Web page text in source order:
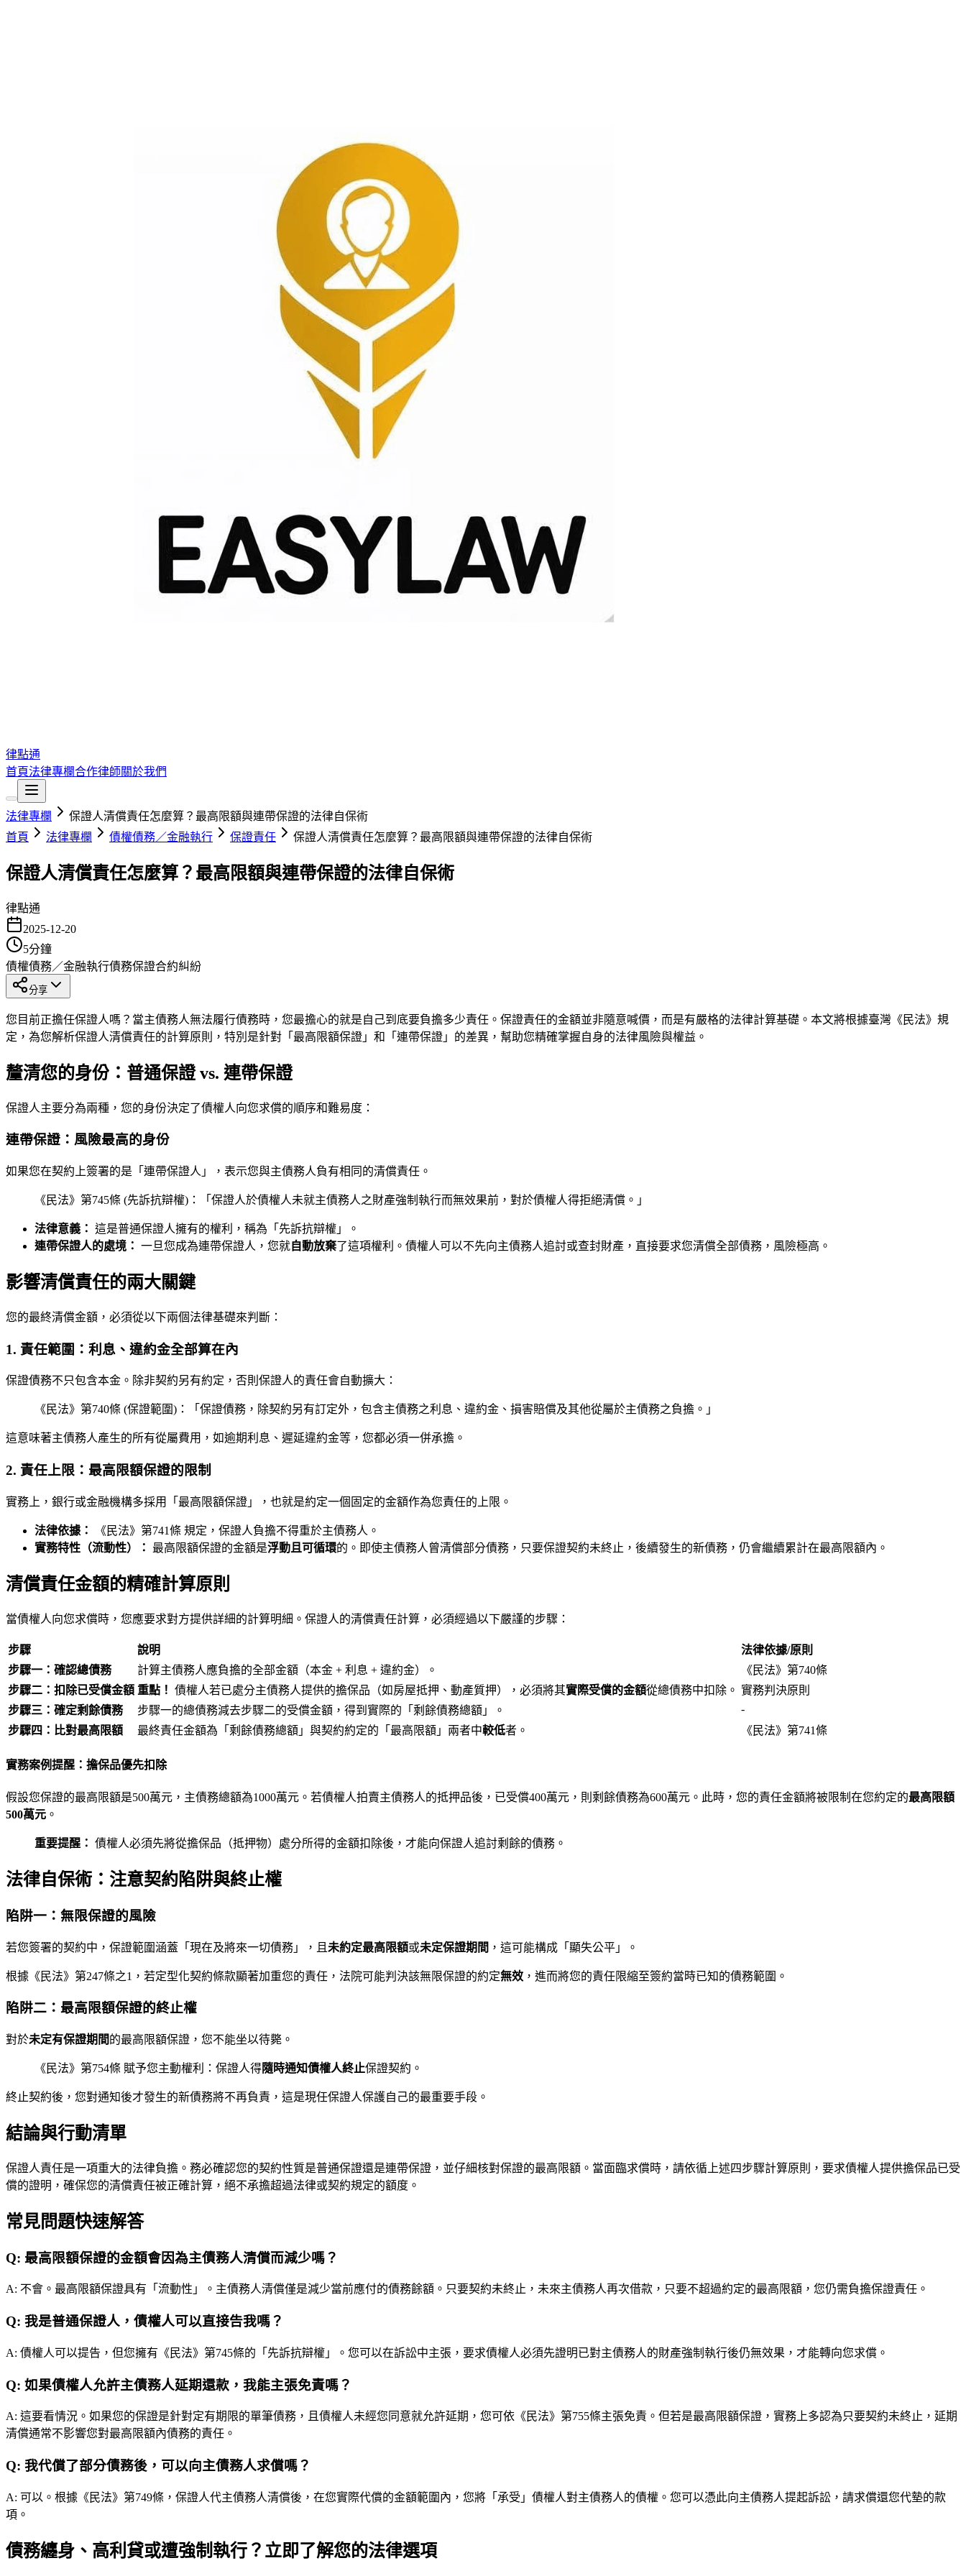
律點通
首頁法律專欄合作律師關於我們
法律專欄
保證人清償責任怎麼算？最高限額與連帶保證的法律自保術
首頁
法律專欄 債權債務／金融執行 保證責任 保證人清償責任怎麼算？最高限額與連帶保證的法律自保術
保證人清償責任怎麼算？最高限額與連帶保證的法律自保術
律點通
2025-12-20
5分鐘
債權債務／金融執行債務保證合約糾紛
分享
您目前正擔任保證人嗎？當主債務人無法履行債務時，您最擔心的就是自己到底要負擔多少責任。保證責任的金額並非隨意喊價，而是有嚴格的法律計算基礎。本文將根據臺灣《民法》規
定，為您解析保證人清償責任的計算原則，特別是針對「最高限額保證」和「連帶保證」的差異，幫助您精確掌握自身的法律風險與權益。
釐清您的身份：普通保證 vs. 連帶保證
保證人主要分為兩種，您的身份決定了債權人向您求償的順序和難易度：
連帶保證：風險最高的身份
如果您在契約上簽署的是「連帶保證人」，表示您與主債務人負有相同的清償責任。
《民法》第745條 (先訴抗辯權)：「保證人於債權人未就主債務人之財產強制執行而無效果前，對於債權人得拒絕清償。」
法律意義： 這是普通保證人擁有的權利，稱為「先訴抗辯權」。
連帶保證人的處境： 一旦您成為連帶保證人，您就自動放棄了這項權利。債權人可以不先向主債務人追討或查封財產，直接要求您清償全部債務，風險極高。
影響清償責任的兩大關鍵
您的最終清償金額，必須從以下兩個法律基礎來判斷：
1. 責任範圍：利息、違約金全部算在內
保證債務不只包含本金。除非契約另有約定，否則保證人的責任會自動擴大：
《民法》第740條 (保證範圍)：「保證債務，除契約另有訂定外，包含主債務之利息、違約金、損害賠償及其他從屬於主債務之負擔。」
這意味著主債務人產生的所有從屬費用，如逾期利息、遲延違約金等，您都必須一併承擔。
2. 責任上限：最高限額保證的限制
實務上，銀行或金融機構多採用「最高限額保證」，也就是約定一個固定的金額作為您責任的上限。
法律依據：
《民法》第741條 規定，保證人負擔不得重於主債務人。
實務特性（流動性）：
最高限額保證的金額是浮動且可循環的。即使主債務人曾清償部分債務，只要保證契約未終止，後續發生的新債務，仍會繼續累計在最高限額內。
清償責任金額的精確計算原則
當債權人向您求償時，您應要求對方提供詳細的計算明細。保證人的清償責任計算，必須經過以下嚴謹的步驟：
步驟 說明
法律依據/原則
步驟一：確認總債務
計算主債務人應負擔的全部金額（本金 + 利息 + 違約金）。
《民法》第740條
步驟二：扣除已受償金額 重點！ 債權人若已處分主債務人提供的擔保品（如房屋抵押、動產質押），必須將其實際受償的金額從總債務中扣除。 實務判決原則
步驟三：確定剩餘債務
步驟一的總債務減去步驟二的受償金額，得到實際的「剩餘債務總額」。
-
步驟四：比對最高限額
最終責任金額為「剩餘債務總額」與契約約定的「最高限額」兩者中較低者。 《民法》第741條
實務案例提醒：擔保品優先扣除
假設您保證的最高限額是500萬元，主債務總額為1000萬元。若債權人拍賣主債務人的抵押品後，已受償400萬元，則剩餘債務為600萬元。此時，您的責任金額將被限制在您約定的最高限額
500萬元 。
重要提醒： 債權人必須先將從擔保品（抵押物）處分所得的金額扣除後，才能向保證人追討剩餘的債務。
法律自保術：注意契約陷阱與終止權
陷阱一：無限保證的風險
若您簽署的契約中，保證範圍涵蓋「現在及將來一切債務」，且 未約定最高限額或未定保證期間 ，這可能構成「顯失公平」。
根據《民法》第247條之1，若定型化契約條款顯著加重您的責任，法院可能判決該無限保證的約定無效 ，進而將您的責任限縮至簽約當時已知的債務範圍。
陷阱二：最高限額保證的終止權
對於未定有保證期間的最高限額保證，您不能坐以待斃。
《民法》第754條 賦予您主動權利：保證人得隨時通知債權人終止保證契約。
終止契約後，您對通知後才發生的新債務將不再負責，這是現任保證人保護自己的最重要手段。
結論與行動清單
保證人責任是一項重大的法律負擔。務必確認您的契約性質是普通保證還是連帶保證，並仔細核對保證的最高限額。當面臨求償時，請依循上述四步驟計算原則，要求債權人提供擔保品已受
償的證明，確保您的清償責任被正確計算，絕不承擔超過法律或契約規定的額度。
常見問題快速解答
Q: 最高限額保證的金額會因為主債務人清償而減少嗎？
A: 不會。最高限額保證具有「流動性」。主債務人清償僅是減少當前應付的債務餘額。只要契約未終止，未來主債務人再次借款，只要不超過約定的最高限額，您仍需負擔保證責任。
Q: 我是普通保證人，債權人可以直接告我嗎？
A: 債權人可以提告，但您擁有《民法》第745條的「先訴抗辯權」。您可以在訴訟中主張，要求債權人必須先證明已對主債務人的財產強制執行後仍無效果，才能轉向您求償。
Q: 如果債權人允許主債務人延期還款，我能主張免責嗎？
A: 這要看情況。如果您的保證是針對定有期限的單筆債務，且債權人未經您同意就允許延期，您可依《民法》第755條主張免責。但若是最高限額保證，實務上多認為只要契約未終止，延期
清償通常不影響您對最高限額內債務的責任。
Q: 我代償了部分債務後，可以向主債務人求償嗎？
A: 可以。根據《民法》第749條，保證人代主債務人清償後，在您實際代償的金額範圍內，您將「承受」債權人對主債務人的債權。您可以憑此向主債務人提起訴訟，請求償還您代墊的款
項。
債務纏身、高利貸或遭強制執行？立即了解您的法律選項